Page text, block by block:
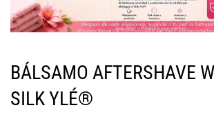
BÁLSAMO AFTERSHAVE
SILK YLÉ®